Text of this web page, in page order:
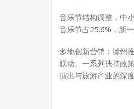
音乐节结构调整，中
音乐节占25.6%，新
多地创新营销：滁州
联动。一系列扶持政
演出与旅游产业的深